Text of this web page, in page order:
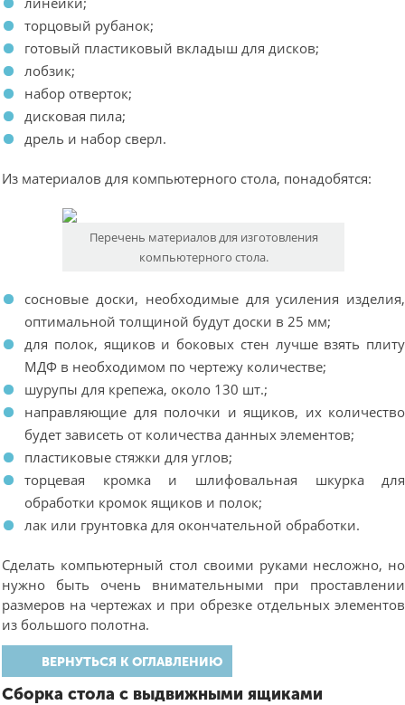
торцовый рубанок;
готовый пластиковый вкладыш для дисков;
лобзик;
набор отверток;
дисковая пила;
дрель и набор сверл.
Из материалов для компьютерного стола, понадобятся:
Перечень материалов для изготовления
компьютерного стола.
сосновые доски, необходимые для усиления изделия,
оптимальной толщиной будут доски в 25 мм;
для полок, ящиков и боковых стен лучше взять плиту
МДФ в необходимом по чертежу количестве;
шурупы для крепежа, около 130 шт.;
направляющие для полочки и ящиков, их количество
будет зависеть от количества данных элементов;
пластиковые стяжки для углов;
торцевая кромка и шлифовальная шкурка для
обработки кромок ящиков и полок;
лак или грунтовка для окончательной обработки.
Сделать компьютерный стол своими руками несложно, но
нужно быть очень внимательными при проставлении
размеров на чертежах и при обрезке отдельных элементов
из большого полотна.
ВЕРНУТЬСЯ К ОГЛАВЛЕНИЮ
Сборка стола с выдвижными ящиками